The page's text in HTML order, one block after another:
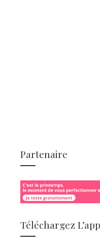
Partenaire
Téléchargez